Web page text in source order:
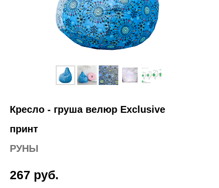
Кресло - груша велюр Exclusive
принт
РУНЫ
267 руб.